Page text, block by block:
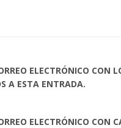
ELECTRÓNICO CON
A ESTA ENTRADA.
ELECTRÓNICO CON